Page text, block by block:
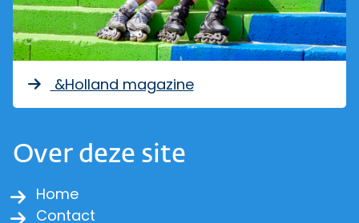
&Holland magazine
Over deze site
Home
Contact